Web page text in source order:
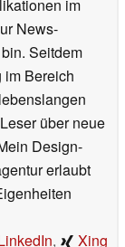
im
News-
Seitdem
Bereich
über neue
Design-
erlaubt
, Xing